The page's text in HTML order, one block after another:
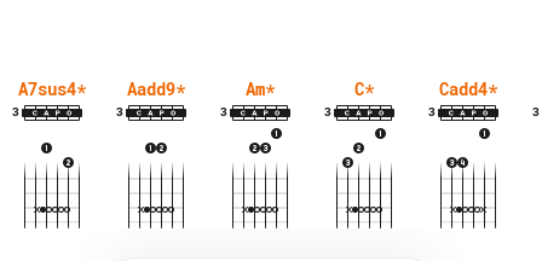
A7sus4*
3
Aadd9*
3
Am*
3
C*
3
Cadd4*
3 3